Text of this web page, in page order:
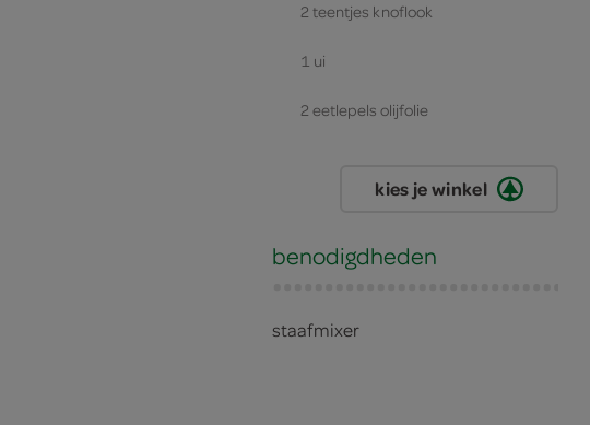
2 teentjes knoflook
1 ui
2 eetlepels olijfolie
kies je winkel
benodigdheden
staafmixer